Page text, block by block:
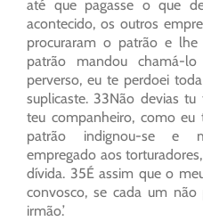
até que pagasse o que
acontecido, os outros
procuraram o patrão e
patrão mandou chamá-
perverso, eu te perdoei
suplicaste. 33Não devias
teu companheiro, como eu
patrão indignou-se e
empregado aos
dívida. 35É assim que o
convosco, se cada um
irmão.’